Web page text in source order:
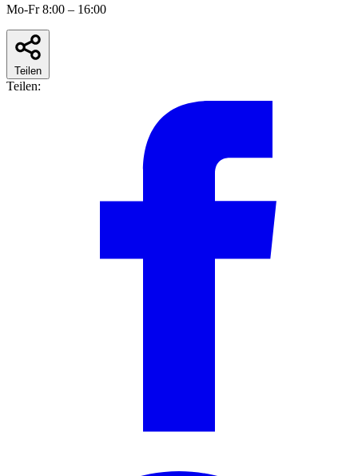
Mo-Fr 8:00 – 16:00
Teilen
Teilen: